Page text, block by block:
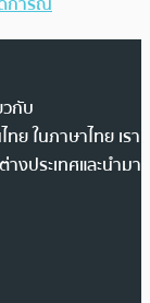
กับ
ย ในภาษาไทย เรา
งประเทศและนำมา